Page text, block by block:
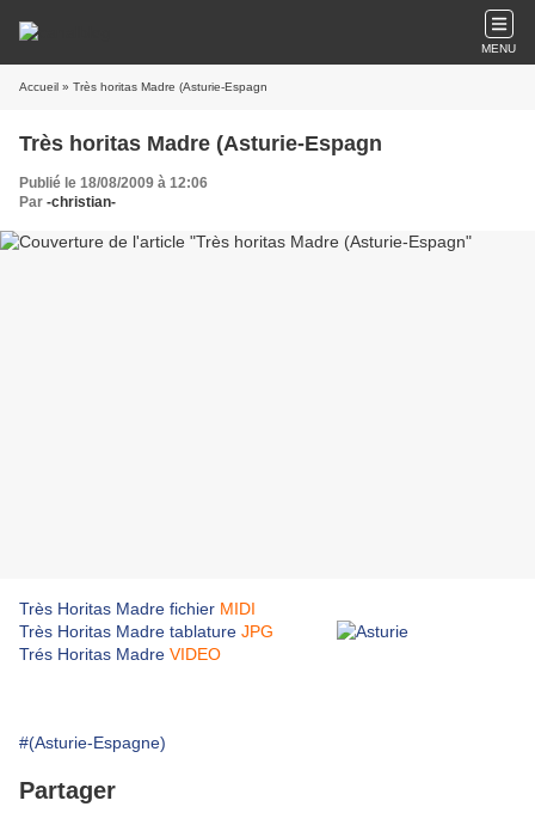
MENU
Accueil » Très horitas Madre (Asturie-Espagn
Très horitas Madre (Asturie-Espagn
Publié le 18/08/2009 à 12:06
Par -christian-
Très Horitas Madre fichier MIDI
Très Horitas Madre tablature JPG
Trés Horitas Madre VIDEO
#(Asturie-Espagne)
Partager